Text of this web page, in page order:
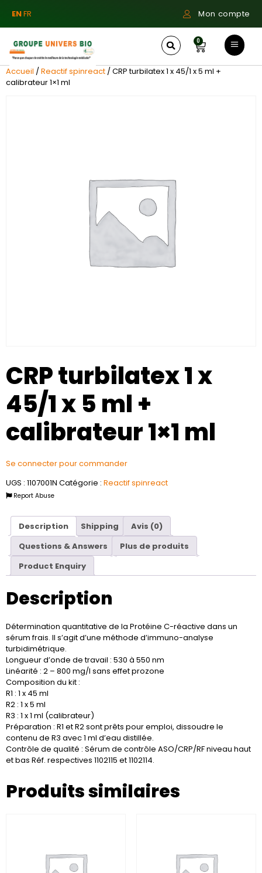
ENFR Mon compte
0
Accueil /Reactif spinreact / CRP turbilatex 1 x 45/1 x 5 ml +
calibrateur 1×1 ml
CRP turbilatex 1 x
45/1 x 5 ml +
calibrateur 1×1 ml
Se connecter pour commander
UGS : 1107001N Catégorie : Reactif spinreact
Report Abuse
Description Shipping
Avis (0)
Questions & Answers
Plus de produits
Product Enquiry
Description
Détermination quantitative de la Protéine C-réactive dans un
sérum frais. Il s’agit d’une méthode d’immuno-analyse
turbidimétrique.
Longueur d’onde de travail : 530 à 550 nm
Linéarité : 2 – 800 mg/l sans effet prozone
Composition du kit :
R1 : 1 x 45 ml
R2 : 1 x 5 ml
R3 : 1 x 1 ml (calibrateur)
Préparation : R1 et R2 sont prêts pour emploi, dissoudre le
contenu de R3 avec 1 ml d’eau distillée.
Contrôle de qualité : Sérum de contrôle ASO/CRP/RF niveau haut
et bas Réf. respectives 1102115 et 1102114.
Produits similaires